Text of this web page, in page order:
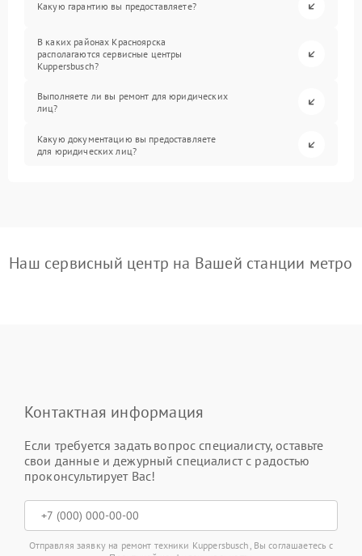
Какую гарантию вы предоставляете?
В каких районах Красноярска
располагаются сервисные центры
Kuppersbusch?
Выполняете ли вы ремонт для юридических
лиц?
Какую документацию вы предоставляете
для юридических лиц?
Наш сервисный центр на Вашей станции метро
Контактная информация
Если требуется задать вопрос специалисту, оставьте
свои данные и дежурный специалист с радостью
проконсультирует Вас!
Отправляя заявку на ремонт техники Kuppersbusch, Вы соглашаетесь с